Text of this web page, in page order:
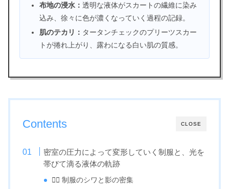
布地の浸水： 透明な液体がスカートの繊維に染み
込み、徐々に色が濃くなっていく過程の記録。
肌のテカリ： タータンチェックのプリーツスカー
トが捲れ上がり、露わになる白い肌の質感。
CLOSE
Contents
密室の圧力によって変形していく制服と、光を
帯びて滴る液体の軌跡
🙆‍♀️ 制服のシワと影の密集